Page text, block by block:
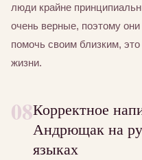
люди крайне
очень верные, поэтому
помочь своим близким,
жизни.
08Корректное
Андрющак на
языках